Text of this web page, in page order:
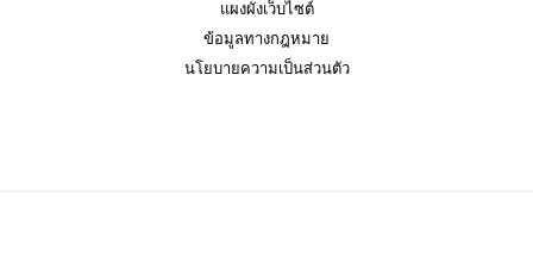
แผงผังเว็บไซต์
ข้อมูลทางกฎหมาย
นโยบายความเป็นส่วนตัว